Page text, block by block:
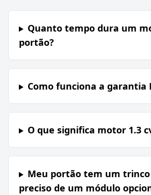
Quanto tempo dura um
portão?
Como funciona a garantia
O que significa motor 1.3
Meu portão tem um
preciso de um módulo